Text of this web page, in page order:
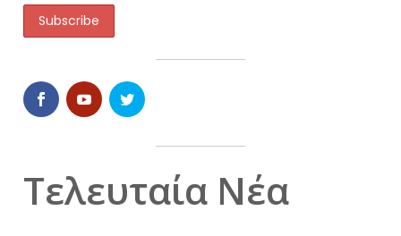
Τελευταία Νέα